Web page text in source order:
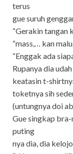
terus
gue suruh
“Gerakin tangan
“mass,… kan
“Enggak ada
Rupanya dia
keatasin t-
toketnya sih
(untungnya doi
Gue singkap
puting
nya dia, dia